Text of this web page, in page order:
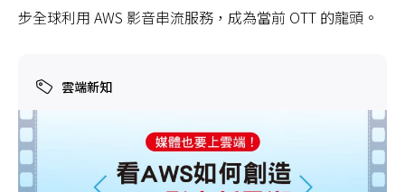
步全球利用 AWS 影音串流服務，成為當前 OTT 的龍頭。
雲端新知